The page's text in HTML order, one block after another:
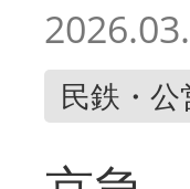
民鉄・公